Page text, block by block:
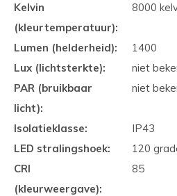
Kelvin
(kleurtemperatuur):
8000
Lumen (helderheid):
1400
Lux (lichtsterkte):
niet
PAR (bruikbaar
licht):
niet
Isolatieklasse:
IP43
LED stralingshoek:
120
CRI
(kleurweergave):
85